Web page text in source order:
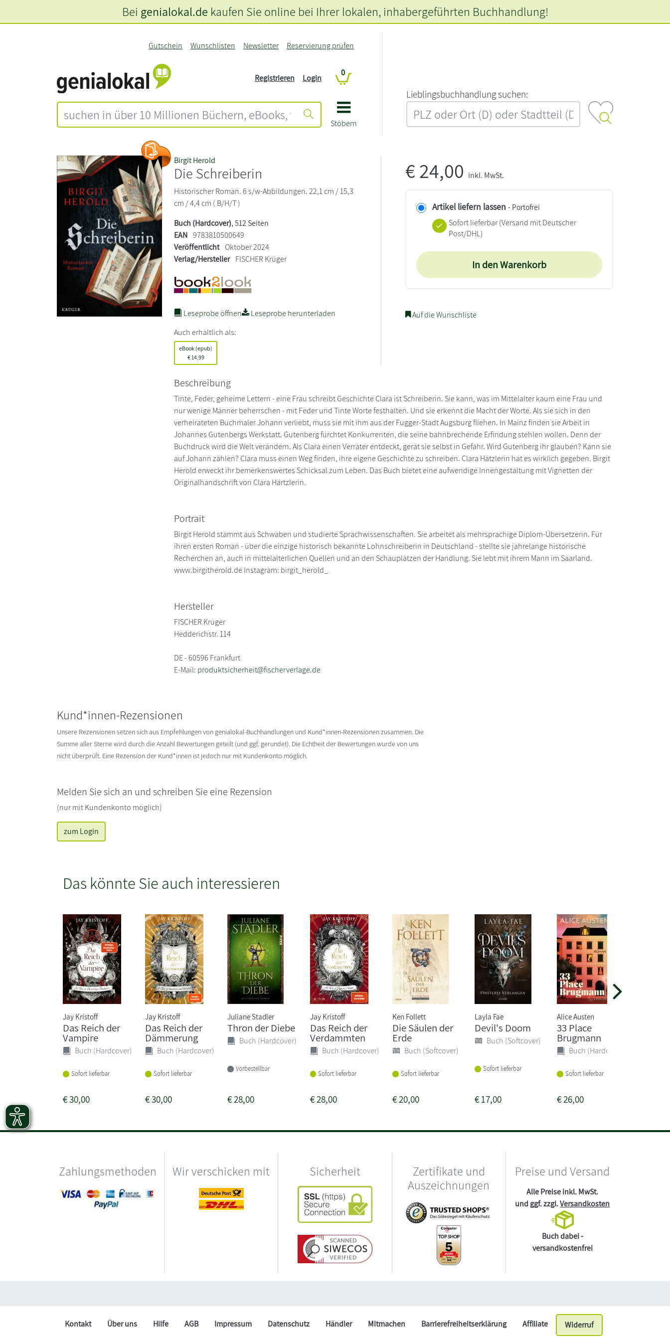
Stöbern
Gutschein Wunschlisten Newsletter Reservierung prüfen
Registrieren Login
0
L‍i‍e‍b‍l‍i‍n‍g‍s‍b‍u‍c‍h‍h‍a‍n‍d‍l‍u‍n‍g‍ ‍s‍u‍c‍h‍e‍n‍:‍
Bei genialokal.de kaufen Sie online bei Ihrer lokalen, inhabergeführten Buchhandlung!
Birgit Herold
Die Schreiberin
Historischer Roman. 6 s/w-Abbildungen. 22,1 cm / 15,3
cm / 4,4 cm ( B/H/T )
Buch (Hardcover), 512 Seiten
EAN 9783810500649
Veröffentlicht Oktober 2024
Verlag/Hersteller FISCHER Krüger
Leseprobe öffnen
Leseprobe herunterladen
Auch erhältlich als:
eBook (epub)
€14,99
€24,00 inkl. MwSt.
Artikel liefern lassen - Portofrei
Sofort lieferbar(Versand mit Deutscher
Post/DHL)
In den Warenkorb
Auf die Wunschliste
Beschreibung
Tinte, Feder, geheime Lettern - eine Frau schreibt Geschichte Clara ist Schreiberin. Sie kann, was im Mittelalter kaum eine Frau und
nur wenige Männer beherrschen - mit Feder und Tinte Worte festhalten. Und sie erkennt die Macht der Worte. Als sie sich in den
verheirateten Buchmaler Johann verliebt, muss sie mit ihm aus der Fugger-Stadt Augsburg fliehen. In Mainz finden sie Arbeit in
Johannes Gutenbergs Werkstatt. Gutenberg fürchtet Konkurrenten, die seine bahnbrechende Erfindung stehlen wollen. Denn der
Buchdruck wird die Welt verändern. Als Clara einen Verräter entdeckt, gerät sie selbst in Gefahr. Wird Gutenberg ihr glauben? Kann sie
auf Johann zählen? Clara muss einen Weg finden, ihre eigene Geschichte zu schreiben. Clara Hätzlerin hat es wirklich gegeben. Birgit
Herold erweckt ihr bemerkenswertes Schicksal zum Leben. Das Buch bietet eine aufwendige Innengestaltung mit Vignetten der
Originalhandschrift von Clara Härtzlerin.
Portrait
Birgit Herold stammt aus Schwaben und studierte Sprachwissenschaften. Sie arbeitet als mehrsprachige Diplom-Übersetzerin. Für
ihren ersten Roman - über die einzige historisch bekannte Lohnschreiberin in Deutschland - stellte sie jahrelange historische
Recherchen an, auch in mittelalterlichen Quellen und an den Schauplätzen der Handlung. Sie lebt mit ihrem Mann im Saarland.
www.birgitherold.de Instagram: birgit_herold_
Hersteller
FISCHER Krüger
Hedderichstr. 114
DE - 60596 Frankfurt
E-Mail: produktsicherheit@fischerverlage.de
Kund*innen-Rezensionen
Unsere Rezensionen setzen sich aus Empfehlungen von genialokal-Buchhandlungen und Kund*innen-Rezensionen zusammen. Die
Summe aller Sterne wird durch die Anzahl Bewertungen geteilt (und ggf. gerundet). Die Echtheit der Bewertungen wurde von uns
nicht überprüft. Eine Rezension der Kund*innen ist jedoch nur mit Kundenkonto möglich.
Melden Sie sich an und schreiben Sie eine Rezension
(nur mit Kundenkonto möglich)
zum Login
Das könnte Sie auch interessieren
Jay Kristoff
Das Reich der
Vampire
Buch (Hardcover)
Sofort lieferbar
€30,00
Jay Kristoff
Das Reich der
Dämmerung
Buch (Hardcover)
Sofort lieferbar
€30,00
Juliane Stadler
Thron der Diebe
Buch (Hardcover)
Vorbestellbar
€28,00
Jay Kristoff
Das Reich der
Verdammten
Buch (Hardcover)
Sofort lieferbar
€28,00
Ken Follett
Die Säulen der
Erde
Buch (Softcover)
Sofort lieferbar
€20,00
Layla Fae
Devil's Doom
Buch (Softcover)
Sofort lieferbar
€17,00
Alice Austen
33 Place
Brugmann
Buch (Hardcover)
Sofort lieferbar
€26,00
Zahlungsmethoden Wir verschicken mit Sicherheit
Zertifikate und
Auszeichnungen
Preise und Versand
Alle Preise inkl. MwSt.
und ggf. zzgl.Versandkosten
Buch dabei -
versandkostenfrei
Kontakt Über uns Hilfe AGB Impressum Datenschutz Händler Mitmachen Barrierefreiheitserklärung Affiliate Widerruf